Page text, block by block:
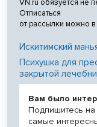
VN.ru обязуется не
Отписаться
от рассылки можно
Искитимский
Психушка для
закрытой
Вам было
Подпишитесь
самые